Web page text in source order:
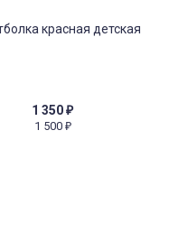
1 350₽
1 500 ₽